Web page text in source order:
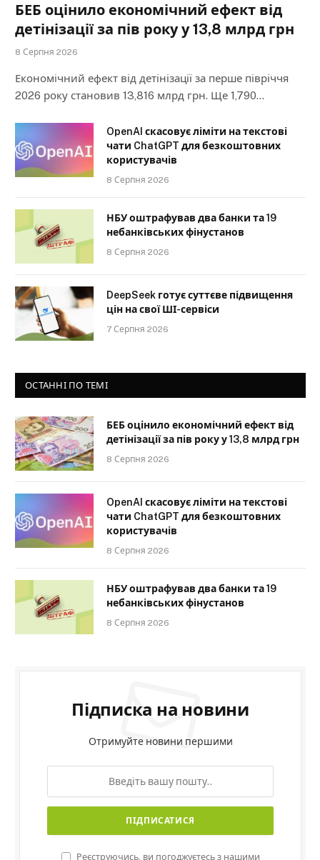
БЕБ оцінило економічний ефект від
детінізації за пів року у 13,8 млрд грн
8 Серпня 2026
Економічний ефект від детінізації за перше півріччя
2026 року становив 13,816 млрд грн. Ще 1,790…
OpenAI скасовує ліміти на текстові
чати ChatGPT для безкоштовних
користувачів
8 Серпня 2026
НБУ оштрафував два банки та 19
небанківських фінустанов
8 Серпня 2026
DeepSeek готує суттєве підвищення
цін на свої ШІ-сервіси
7 Серпня 2026
ОСТАННІ ПО ТЕМІ
БЕБ оцінило економічний ефект від
детінізації за пів року у 13,8 млрд грн
8 Серпня 2026
OpenAI скасовує ліміти на текстові
чати ChatGPT для безкоштовних
користувачів
8 Серпня 2026
НБУ оштрафував два банки та 19
небанківських фінустанов
8 Серпня 2026
Підписка на новини
Отримуйте новини першими
Реєструючись, ви погоджуєтесь з нашими